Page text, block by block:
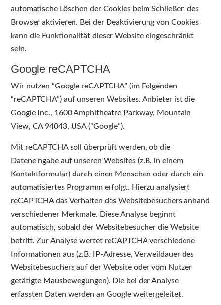
automatische Löschen der Cookies beim Schließen des
Browser aktivieren. Bei der Deaktivierung von Cookies
kann die Funktionalität dieser Website eingeschränkt
sein.
Google reCAPTCHA
Wir nutzen “Google reCAPTCHA” (im Folgenden
“reCAPTCHA”) auf unseren Websites. Anbieter ist die
Google Inc., 1600 Amphitheatre Parkway, Mountain
View, CA 94043, USA (“Google”).
Mit reCAPTCHA soll überprüft werden, ob die
Dateneingabe auf unseren Websites (z.B. in einem
Kontaktformular) durch einen Menschen oder durch ein
automatisiertes Programm erfolgt. Hierzu analysiert
reCAPTCHA das Verhalten des Websitebesuchers anhand
verschiedener Merkmale. Diese Analyse beginnt
automatisch, sobald der Websitebesucher die Website
betritt. Zur Analyse wertet reCAPTCHA verschiedene
Informationen aus (z.B. IP-Adresse, Verweildauer des
Websitebesuchers auf der Website oder vom Nutzer
getätigte Mausbewegungen). Die bei der Analyse
erfassten Daten werden an Google weitergeleitet.